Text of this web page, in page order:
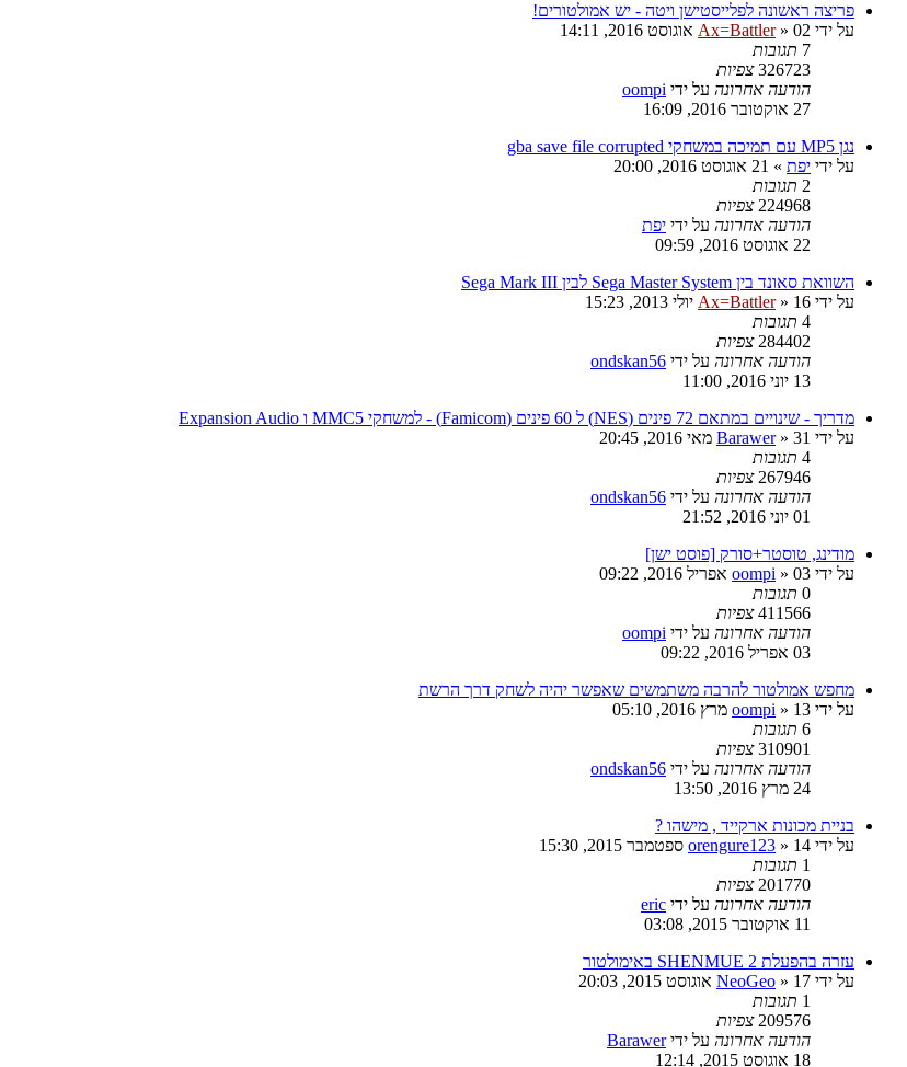
פריצה ראשונה לפלייסטישן ויטה - יש אמולטורים!
על ידי
Ax=Battler» 02 אוגוסט 2016, 14:11
7 תגובות
326723 צפיות
הודעה אחרונה על ידי oompi
27 אוקטובר 2016, 16:09
נגן MP5 עם תמיכה במשחקי gba save file corrupted
על ידי יפת » 21 אוגוסט 2016, 20:00
2 תגובות
224968 צפיות
הודעה אחרונה על ידי יפת
22 אוגוסט 2016, 09:59
השוואת סאונד בין Sega Master System לבין Sega Mark III
על ידי
Ax=Battler» 16 יולי 2013, 15:23
4 תגובות
284402 צפיות
הודעה אחרונה על ידי ondskan56
13 יוני 2016, 11:00
מדריך - שינויים במתאם 72 פינים (NES) ל 60 פינים (Famicom) - למשחקי MMC5 ו Expansion Audio
על ידי
Barawer» 31 מאי 2016, 20:45
4 תגובות
267946 צפיות
הודעה אחרונה על ידי ondskan56
01 יוני 2016, 21:52
מודינג, טוסטר+סורק [פוסט ישן]
על ידי
oompi » 03 אפריל 2016, 09:22
0 תגובות
411566 צפיות
הודעה אחרונה על ידי oompi
03 אפריל 2016, 09:22
מחפש אמולטור להרבה משתמשים שאפשר יהיה לשחק דרך הרשת
על ידי
oompi » 13 מרץ 2016, 05:10
6 תגובות
310901 צפיות
הודעה אחרונה על ידי ondskan56
24 מרץ 2016, 13:50
בניית מכונות ארקייד , מישהו ?
על ידי
orengure123 » 14 ספטמבר 2015, 15:30
1 תגובות
201770 צפיות
הודעה אחרונה על ידי eric
11 אוקטובר 2015, 03:08
עזרה בהפעלת SHENMUE 2 באימולטור
על ידי
NeoGeo » 17 אוגוסט 2015, 20:03
1 תגובות
209576 צפיות
הודעה אחרונה על ידיBarawer
18 אוגוסט 2015, 12:14